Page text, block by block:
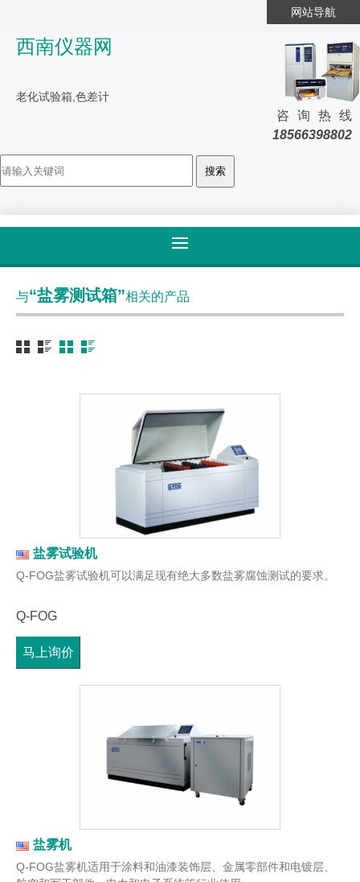
网站导航
西南仪器网
老化试验箱,色差计
咨询热线
18566398802
与“盐雾测试箱”相关的产品
盐雾试验机
Q-FOG盐雾试验机可以满足现有绝大多数盐雾腐蚀测试的要求。
Q-FOG
马上询价
盐雾机
Q-FOG盐雾机适用于涂料和油漆装饰层、金属零部件和电镀层、